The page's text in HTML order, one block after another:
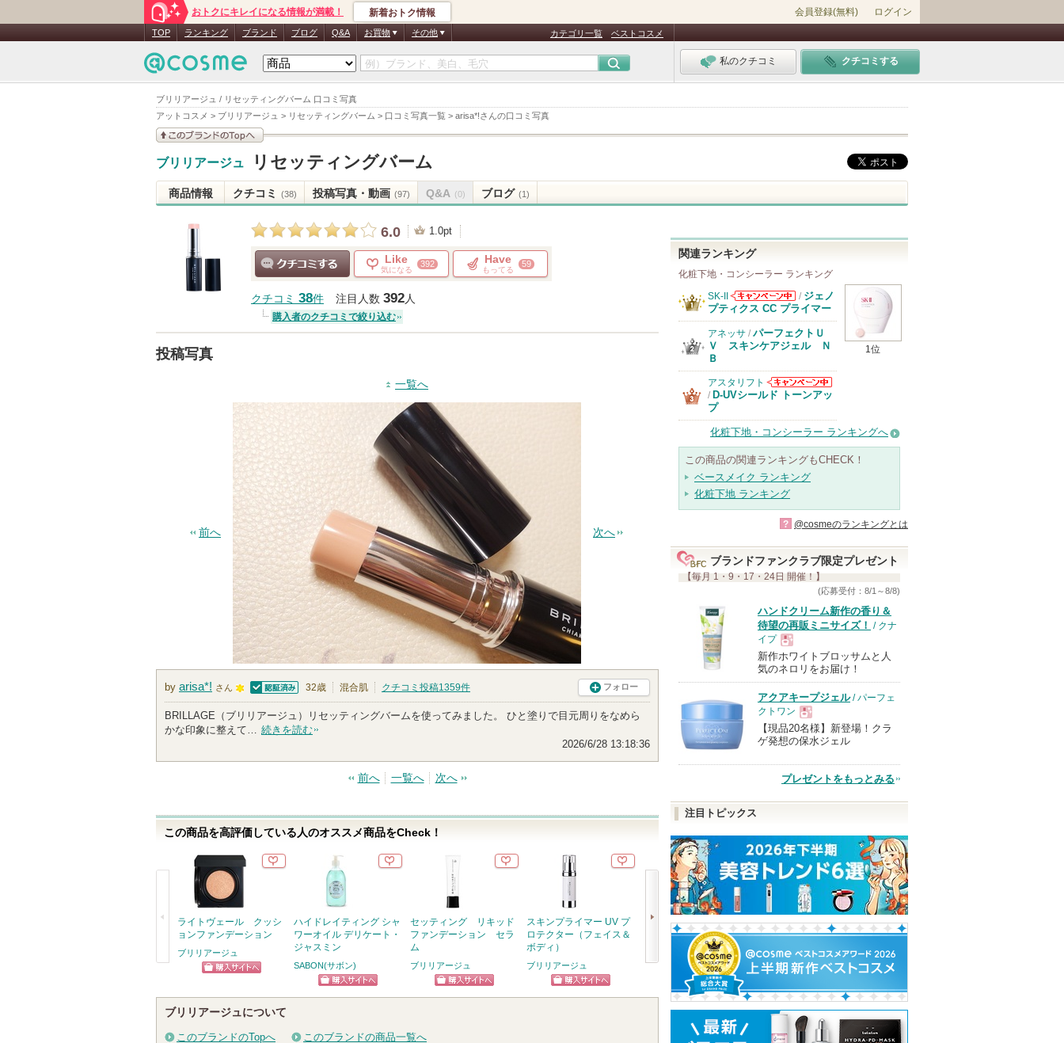
ブリリアージュ / リセッティングバーム 口コミ写真
アットコスメ > ブリリアージュ > リセッティングバーム > 口コミ写真一覧 > arisa*!さんの口コミ写真
おトクにキレイになる情報が満載！ 新着おトク情報 会員登録(無料) ログイン
TOP ランキング ブランド ブログ Q&A お買物 その他 カテゴリ一覧 ベストコスメ
私のクチコミ クチコミする
このブランドの情報を
ブリリアージュ リセッティングバーム
商品情報 クチコミ (38) 投稿写真・動画 (97) Q&A (0) ブログ (1)
6.0 1.0pt
Like
気になる
392 Have
もってる
59
クチコミ 38件 注目人数 392人
購入者のクチコミで絞り込む
投稿写真
一覧へ
前へ 次へ
by arisa*! さん
1
0
メ
ン
ー
に
に
り
録
さ
れ
認証済
32歳 混合肌 クチコミ投稿1359件 フォロー
BRILLAGE（ブリリアージュ）リセッティングバームを使ってみました。 ひと塗りで目元周りをなめら
かな印象に整えて… 続きを読む
2026/6/28 13:18:36
前へ 一覧へ 次へ
この商品を高評価している人のオススメ商品をCheck！
ライトヴェール クッシ
ョンファンデーション
ブリリアージュ
ハイドレイティング シャ
ワーオイル デリケート・
ジャスミン
SABON(サボン)
ショッピン
セッティング リキッド
ファンデーション セラ
ム
ブリリアージュ
ショッピン
スキンプライマー UV プ
ロテクター（フェイス＆
ボディ）
ブリリアージュ
ショッピン
フェイスポリッシャー ク
ラリファイング
SABON(サボン)
ショッピン
グサイトへ
メイクアップベース フェ
イスレスポンサー プラス
ブリリアージュ
グサイトへ
ヘルシーカバープライマ
ー
AN'BLESS
ブリリアージュについて
このブランドのTopへ このブランドの商品一覧へ
関連ランキング
化粧下地・コンシーラー ランキング
1位
SK-II
SK-IIからのお
知らせがありま
す
/ ジェノ
プティクス CC プライマー
アネッサ / パーフェクトＵ
Ｖ スキンケアジェル Ｎ
Ｂ
アスタリフト
アスタリフトか
/ D-UVシールド トーンアッ
プ
化粧下地・コンシーラー ランキングへ
この商品の関連ランキングもCHECK！
ベースメイク ランキング
化粧下地 ランキング
? @cosmeのランキングとは
ブランドファンクラブ限定プレゼント
【毎月 1・9・17・24日 開催！】
(応募受付：8/1～8/8)
ハンドクリーム新作の香り＆
待望の再販ミニサイズ！ / クナ
イプ
現
品
新作ホワイトブロッサムと人
気のネロリをお届け！
アクアキープジェル/ パーフェ
クトワン
現
品
【現品20名様】新登場！クラ
ゲ発想の保水ジェル
プレゼントをもっとみる
注目トピックス